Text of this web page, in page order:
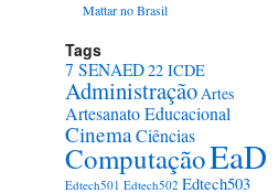
Mattar no Brasil
Tags
7 SENAED22 ICDE
AdministraçãoArtes
Artesanato Educacional
CinemaCiências
ComputaçãoEaD
Edtech501 Edtech502 Edtech503